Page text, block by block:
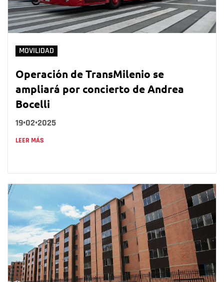
MOVILIDAD
Operación de TransMilenio se
ampliará por concierto de Andrea
Bocelli
19•02•2025
LEER MÁS